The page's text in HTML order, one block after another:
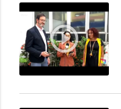
play_circle_outline